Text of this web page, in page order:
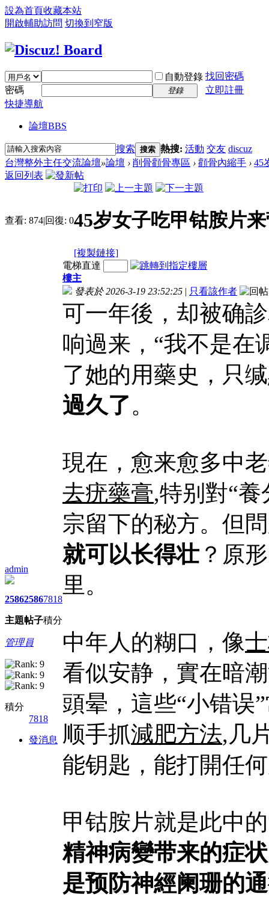
設為首頁收藏本站
開啟輔助訪問 切換到窄版
自動登錄 找回密碼
密碼
登錄
立即註冊
快捷導航
論壇BBS
搜索 搜索 熱搜: 活動 交友 discuz
台灣整外主任交流論壇»論壇 › 削骨顴骨專區 › 顴骨內縮手 › 45
返回列表
查看: 874|回復: 045岁女子吃甲钴胺片
[複製鏈接]
admin
2586
主題
2586
帖子
7818
積分
管理員
積分
7818
發消息
電梯直達
樓主
發表於 2026-3-19 23:52:25 | 只看該作者
可一年後，却被确
响過来，“我不是在
了她的用藥史，只
過久了。
現在，愈来愈多中
去疣藥膏,特别對“
宗留下的秘方。但
就可以长得壮 ？原
里。
中年人的糊口，像
看似安静，實在暗
頭晕，這些“小错误
顺手抓減肥方法,几
能钥匙，能打開任
甲钴胺片就是此中
精神病變带来的症状
是预防神經阑珊的